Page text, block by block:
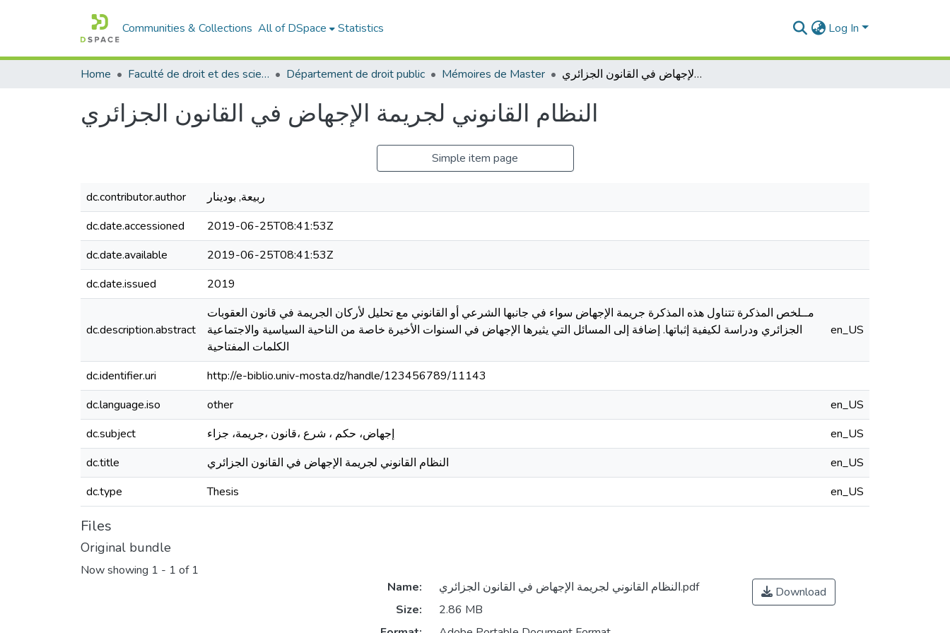
Communities & Collections All of DSpace Statistics Log In
Home Faculté de droit et des sciences politiques Département de droit public Mémoires de Master النظام القانوني لجريمة الإجهاض في القانون الجزائري
النظام القانوني لجريمة الإجهاض في القانون الجزائري
Simple item page
dc.contributor.author
ربيعة, بودينار
dc.date.accessioned
2019-06-25T08:41:53Z
dc.date.available
2019-06-25T08:41:53Z
dc.date.issued
2019
dc.description.abstract
مــلخص المذكرة تتناول هذه المذكرة جريمة الإجهاض سواء في جانبها الشرعي أو القانوني مع تحليل لأركان الجريمة في قانون العقوبات
الجزائري ودراسة لكيفية إثباتها. إضافة إلى المسائل التي يثيرها الإجهاض في السنوات الأخيرة خاصة من الناحية السياسية والاجتماعية
الكلمات المفتاحية
en_US
dc.identifier.uri
http://e-biblio.univ-mosta.dz/handle/123456789/11143
dc.language.iso
other
en_US
dc.subject
إجهاض، حكم ، شرع ،قانون ،جريمة، جزاء
en_US
dc.title
النظام القانوني لجريمة الإجهاض في القانون الجزائري
en_US
dc.type
Thesis en_US
Files
Original bundle
Now showing 1 - 1 of 1
Name:
النظام القانوني لجريمة الإجهاض في القانون الجزائري.pdf
Size:
2.86 MB
Download